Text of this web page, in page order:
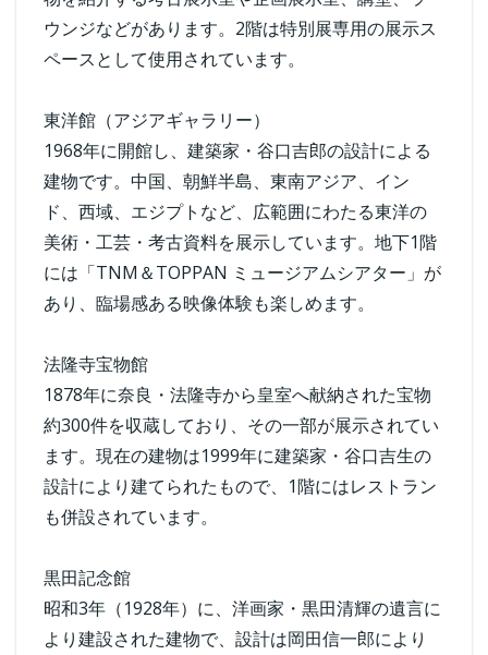
ウンジなどがあります。2階は特別展専用の展示ス
ペースとして使用されています。
東洋館（アジアギャラリー）
1968年に開館し、建築家・谷口吉郎の設計による
建物です。中国、朝鮮半島、東南アジア、イン
ド、西域、エジプトなど、広範囲にわたる東洋の
美術・工芸・考古資料を展示しています。地下1階
には「TNM＆TOPPAN ミュージアムシアター」が
あり、臨場感ある映像体験も楽しめます。
法隆寺宝物館
1878年に奈良・法隆寺から皇室へ献納された宝物
約300件を収蔵しており、その一部が展示されてい
ます。現在の建物は1999年に建築家・谷口吉生の
設計により建てられたもので、1階にはレストラン
も併設されています。
黒田記念館
昭和3年（1928年）に、洋画家・黒田清輝の遺言に
より建設された建物で、設計は岡田信一郎により